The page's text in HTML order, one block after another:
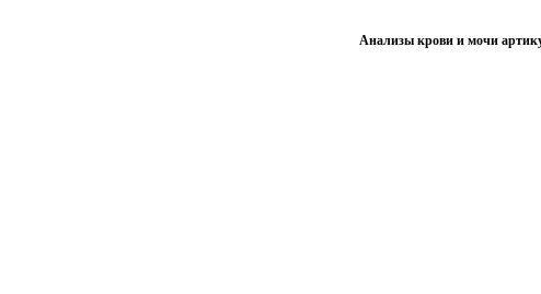
Анализы крови и мочи